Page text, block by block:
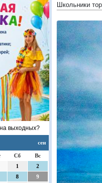
выходных?
сен
Сб
Вс
1
2
8
9
Школьники